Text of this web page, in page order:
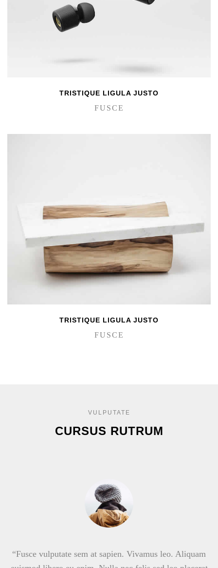
TRISTIQUE LIGULA JUSTO
FUSCE
TRISTIQUE LIGULA JUSTO
FUSCE
VULPUTATE
CURSUS RUTRUM
“Fusce vulputate sem at sapien. Vivamus leo. Aliquam